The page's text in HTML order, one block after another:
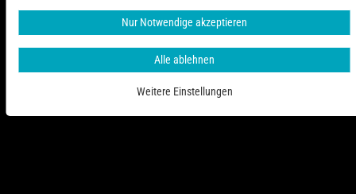
Nur Notwendige akzeptieren
Alle ablehnen
Weitere Einstellungen